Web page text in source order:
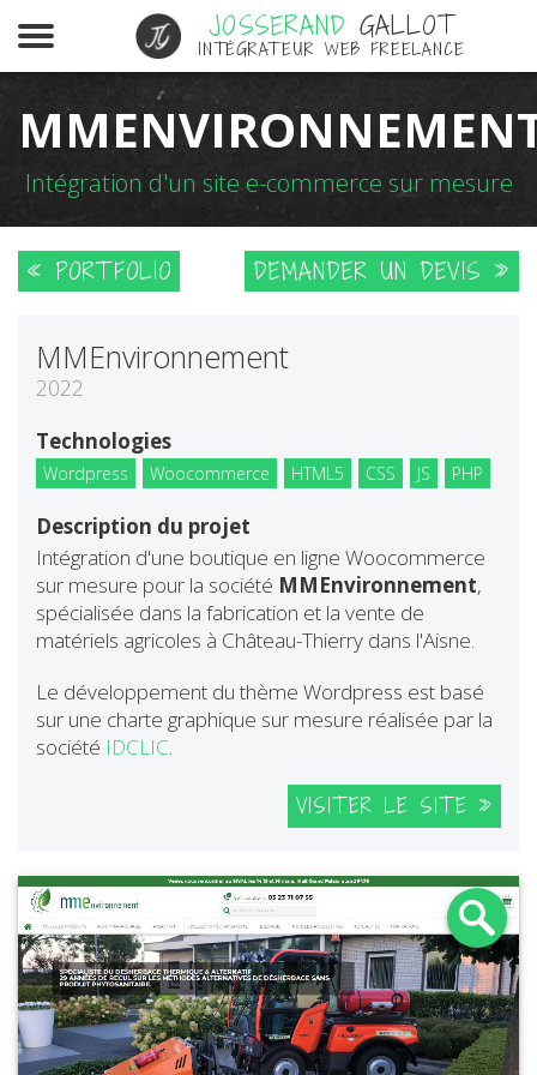
JOSSERAND GALLOT
INTÉGRATEUR WEB FREELANCE
Intégration d'un site e-commerce sur mesure
« PORTFOLIO DEMANDER UN DEVIS »
MMEnvironnement
2022
Technologies
Wordpress Woocommerce HTML5 CSS JS PHP
Description du projet
Intégration d'une boutique en ligne Woocommerce
sur mesure pour la société MMEnvironnement,
spécialisée dans la fabrication et la vente de
matériels agricoles à Château-Thierry dans l'Aisne.
Le développement du thème Wordpress est basé
sur une charte graphique sur mesure réalisée par la
société IDCLIC.
VISITER LE SITE »